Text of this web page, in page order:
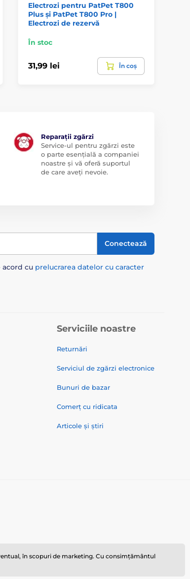
Electrozi pentru PatPet T800
Plus și PatPet T800 Pro |
Electrozi de rezervă
În stoc
31,99 lei În coș
Reparații zgărzi
Service-ul pentru zgărzi este
o parte esențială a companiei
noastre și vă oferă suportul
de care aveți nevoie.
Conectează
cu prelucrarea datelor cu caracter
Serviciile noastre
Returnări
Serviciul de zgărzi electronice
Bunuri de bazar
Comerț cu ridicata
Articole și știri
în scopuri de marketing. Cu consimțământul